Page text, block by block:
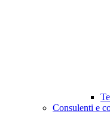
Consulenti e